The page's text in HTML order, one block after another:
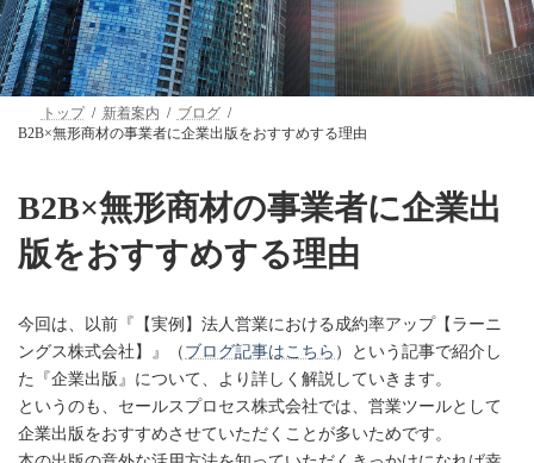
トップ 新着案内
ブログ
B2B×無形商材の事業者に企業出版をおすすめする理由
B2B×無形商材の事業者に企業出
版をおすすめする理由
今回は、以前『【実例】法人営業における成約率アップ【ラーニ
ングス株式会社】』（ ブログ記事はこちら ）という記事で紹介し
た『企業出版』について、より詳しく解説していきます。
というのも、セールスプロセス株式会社では、営業ツールとして
企業出版をおすすめさせていただくことが多いためです。